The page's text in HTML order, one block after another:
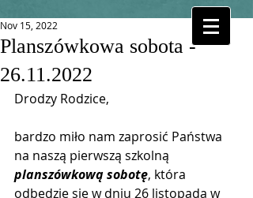
Planszówkowa sobota -
26.11.2022
Nov 15, 2022
Drodzy Rodzice,
bardzo miło nam zaprosić Państwa
na naszą pierwszą szkolną
planszówkową sobotę, która
odbędzie się w dniu 26 listopada w